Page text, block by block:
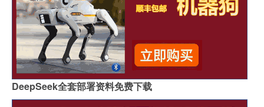
DeepSeek全套部署资料免费下载